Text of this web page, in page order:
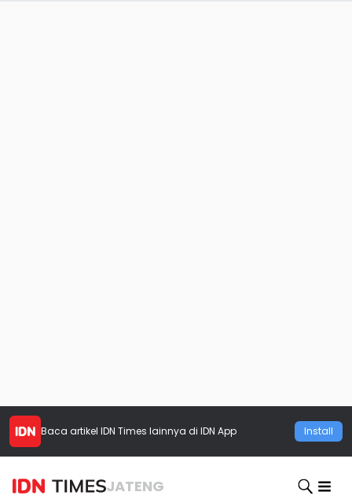
Baca artikel IDN Times lainnya di IDN App Install
JATENG